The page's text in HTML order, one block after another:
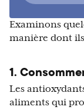
Examinons
manière dont
1.
Les
aliments qui